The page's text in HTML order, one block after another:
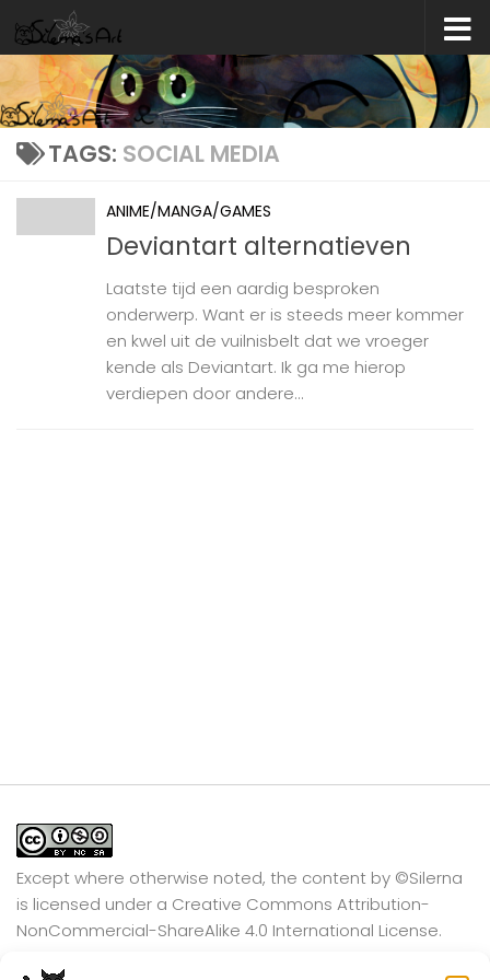
Skip to content
TAGS: SOCIAL MEDIA
ANIME/MANGA/GAMES
Deviantart alternatieven
Laatste tijd een aardig besproken
onderwerp. Want er is steeds meer kommer
en kwel uit de vuilnisbelt dat we vroeger
kende als Deviantart. Ik ga me hierop
verdiepen door andere...
Except where otherwise noted, the content by ©Silerna
is licensed under a Creative Commons Attribution-
NonCommercial-ShareAlike 4.0 International License.